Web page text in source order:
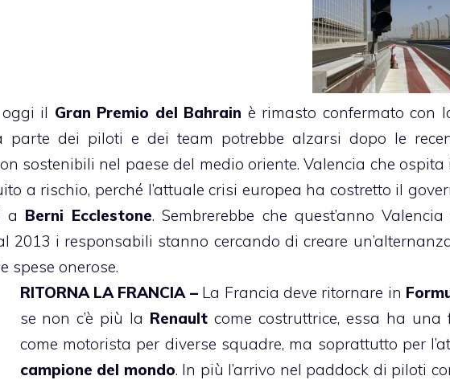
il Gran Premio del Bahrain è rimasto confermato con
dei piloti e dei team potrebbe alzarsi dopo le
sostenibili nel paese del medio oriente. Valencia che ospita
a rischio, perché l’attuale crisi europea ha costretto il
a Berni Ecclestone. Sembrerebbe che quest’anno
2013 i responsabili stanno cercando di creare
spese onerose.
RITORNA LA FRANCIA –La Francia deve ritornare in
se non c’è più la Renault come costruttrice, essa ha una
come motorista per diverse squadre, ma soprattutto per
campione del mondo. In più l’arrivo nel paddock di piloti